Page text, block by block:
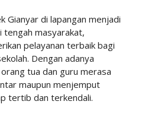
Gianyar di lapangan menjadi
tengah masyarakat,
pelayanan terbaik bagi
Dengan adanya
tua dan guru merasa
maupun menjemput
tertib dan terkendali.